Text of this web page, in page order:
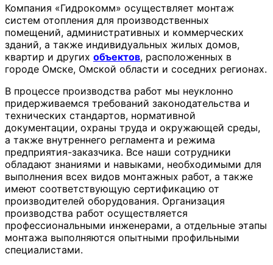
Компания «Гидрокомм» осуществляет монтаж
систем отопления для производственных
помещений, административных и коммерческих
зданий, а также индивидуальных жилых домов,
квартир и других объектов, расположенных в
городе Омске, Омской области и соседних регионах.
В процессе производства работ мы неуклонно
придерживаемся требований законодательства и
технических стандартов, нормативной
документации, охраны труда и окружающей среды,
а также внутреннего регламента и режима
предприятия-заказчика. Все наши сотрудники
обладают знаниями и навыками, необходимыми для
выполнения всех видов монтажных работ, а также
имеют соответствующую сертификацию от
производителей оборудования. Организация
производства работ осуществляется
профессиональными инженерами, а отдельные этапы
монтажа выполняются опытными профильными
специалистами.